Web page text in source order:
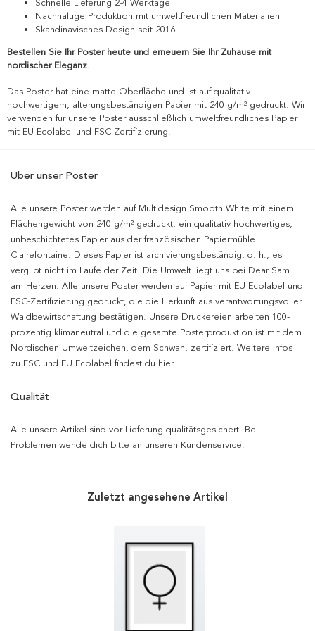
Schnelle Lieferung 2-4 Werktage
Nachhaltige Produktion mit umweltfreundlichen Materialien
Skandinavisches Design seit 2016
Bestellen Sie Ihr Poster heute und erneuern Sie Ihr Zuhause mit
nordischer Eleganz.
Das Poster hat eine matte Oberfläche und ist auf qualitativ
hochwertigem, alterungsbeständigen Papier mit 240 g/m² gedruckt. Wir
verwenden für unsere Poster ausschließlich umweltfreundliches Papier
mit EU Ecolabel und FSC-Zertifizierung.
Über unser Poster
Alle unsere Poster werden auf Multidesign Smooth White mit einem
Flächengewicht von 240 g/m² gedruckt, ein qualitativ hochwertiges,
unbeschichtetes Papier aus der französischen Papiermühle
Clairefontaine. Dieses Papier ist archivierungsbeständig, d. h., es
vergilbt nicht im Laufe der Zeit. Die Umwelt liegt uns bei Dear Sam
am Herzen. Alle unsere Poster werden auf Papier mit EU Ecolabel und
FSC-Zertifizierung gedruckt, die die Herkunft aus verantwortungsvoller
Waldbewirtschaftung bestätigen. Unsere Druckereien arbeiten 100-
prozentig klimaneutral und die gesamte Posterproduktion ist mit dem
Nordischen Umweltzeichen, dem Schwan, zertifiziert. Weitere Infos
zu FSC und EU Ecolabel findest du hier.
Qualität
Alle unsere Artikel sind vor Lieferung qualitätsgesichert. Bei
Problemen wende dich bitte an unseren Kundenservice.
Zuletzt angesehene Artikel